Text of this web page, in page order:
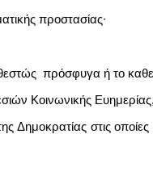
προστασίας∙
πρόσφυγα ή το
Κοινωνικής
Δημοκρατίας στις